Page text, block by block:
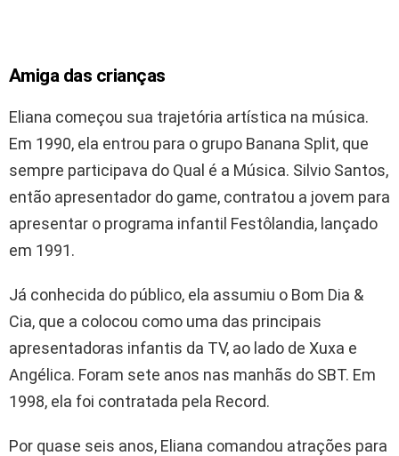
Amiga das crianças
Eliana começou sua trajetória artística na música.
Em 1990, ela entrou para o grupo Banana Split, que
sempre participava do Qual é a Música. Silvio Santos,
então apresentador do game, contratou a jovem para
apresentar o programa infantil Festôlandia, lançado
em 1991.
Já conhecida do público, ela assumiu o Bom Dia &
Cia, que a colocou como uma das principais
apresentadoras infantis da TV, ao lado de Xuxa e
Angélica. Foram sete anos nas manhãs do SBT. Em
1998, ela foi contratada pela Record.
Por quase seis anos, Eliana comandou atrações para